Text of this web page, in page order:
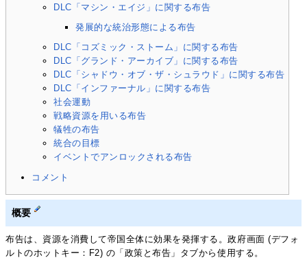
DLC「マシン・エイジ」に関する布告
発展的な統治形態による布告
DLC「コズミック・ストーム」に関する布告
DLC「グランド・アーカイブ」に関する布告
DLC「シャドウ・オブ・ザ・シュラウド」に関する布告
DLC「インファーナル」に関する布告
社会運動
戦略資源を用いる布告
犠牲の布告
統合の目標
イベントでアンロックされる布告
コメント
概要
布告は、資源を消費して帝国全体に効果を発揮する。政府画面 (デフォ
ルトのホットキー：F2) の「政策と布告」タブから使用する。